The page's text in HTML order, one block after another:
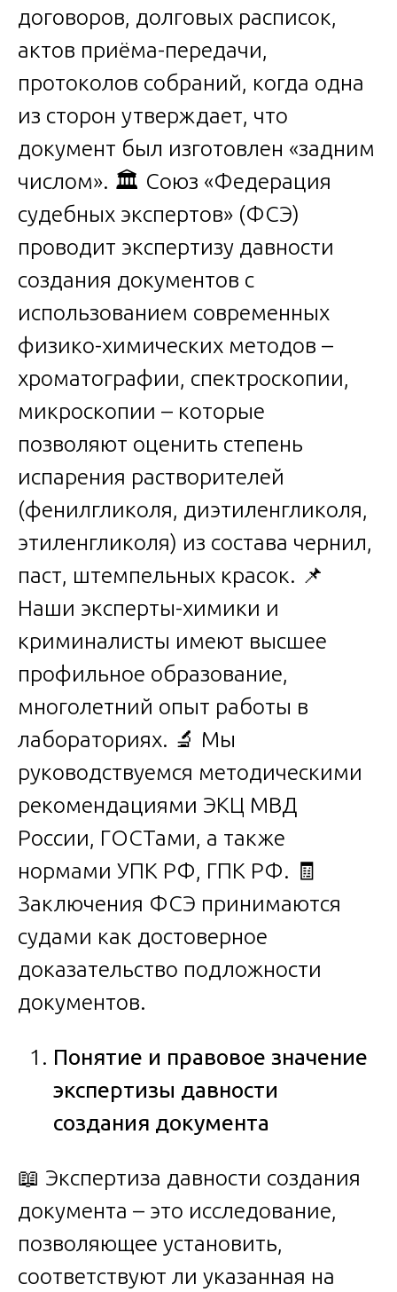
договоров, долговых расписок,
актов приёма-передачи,
протоколов собраний, когда одна
из сторон утверждает, что
документ был изготовлен «задним
числом». 🏛️ Союз «Федерация
судебных экспертов» (ФСЭ)
проводит экспертизу давности
создания документов с
использованием современных
физико-химических методов –
хроматографии, спектроскопии,
микроскопии – которые
позволяют оценить степень
испарения растворителей
(фенилгликоля, диэтиленгликоля,
этиленгликоля) из состава чернил,
паст, штемпельных красок. 📌
Наши эксперты-химики и
криминалисты имеют высшее
профильное образование,
многолетний опыт работы в
лабораториях. 🔬 Мы
руководствуемся методическими
рекомендациями ЭКЦ МВД
России, ГОСТами, а также
нормами УПК РФ, ГПК РФ. 🧾
Заключения ФСЭ принимаются
судами как достоверное
доказательство подложности
документов.
Понятие и правовое значение
экспертизы давности
создания документа
📖 Экспертиза давности создания
документа – это исследование,
позволяющее установить,
соответствуют ли указанная на